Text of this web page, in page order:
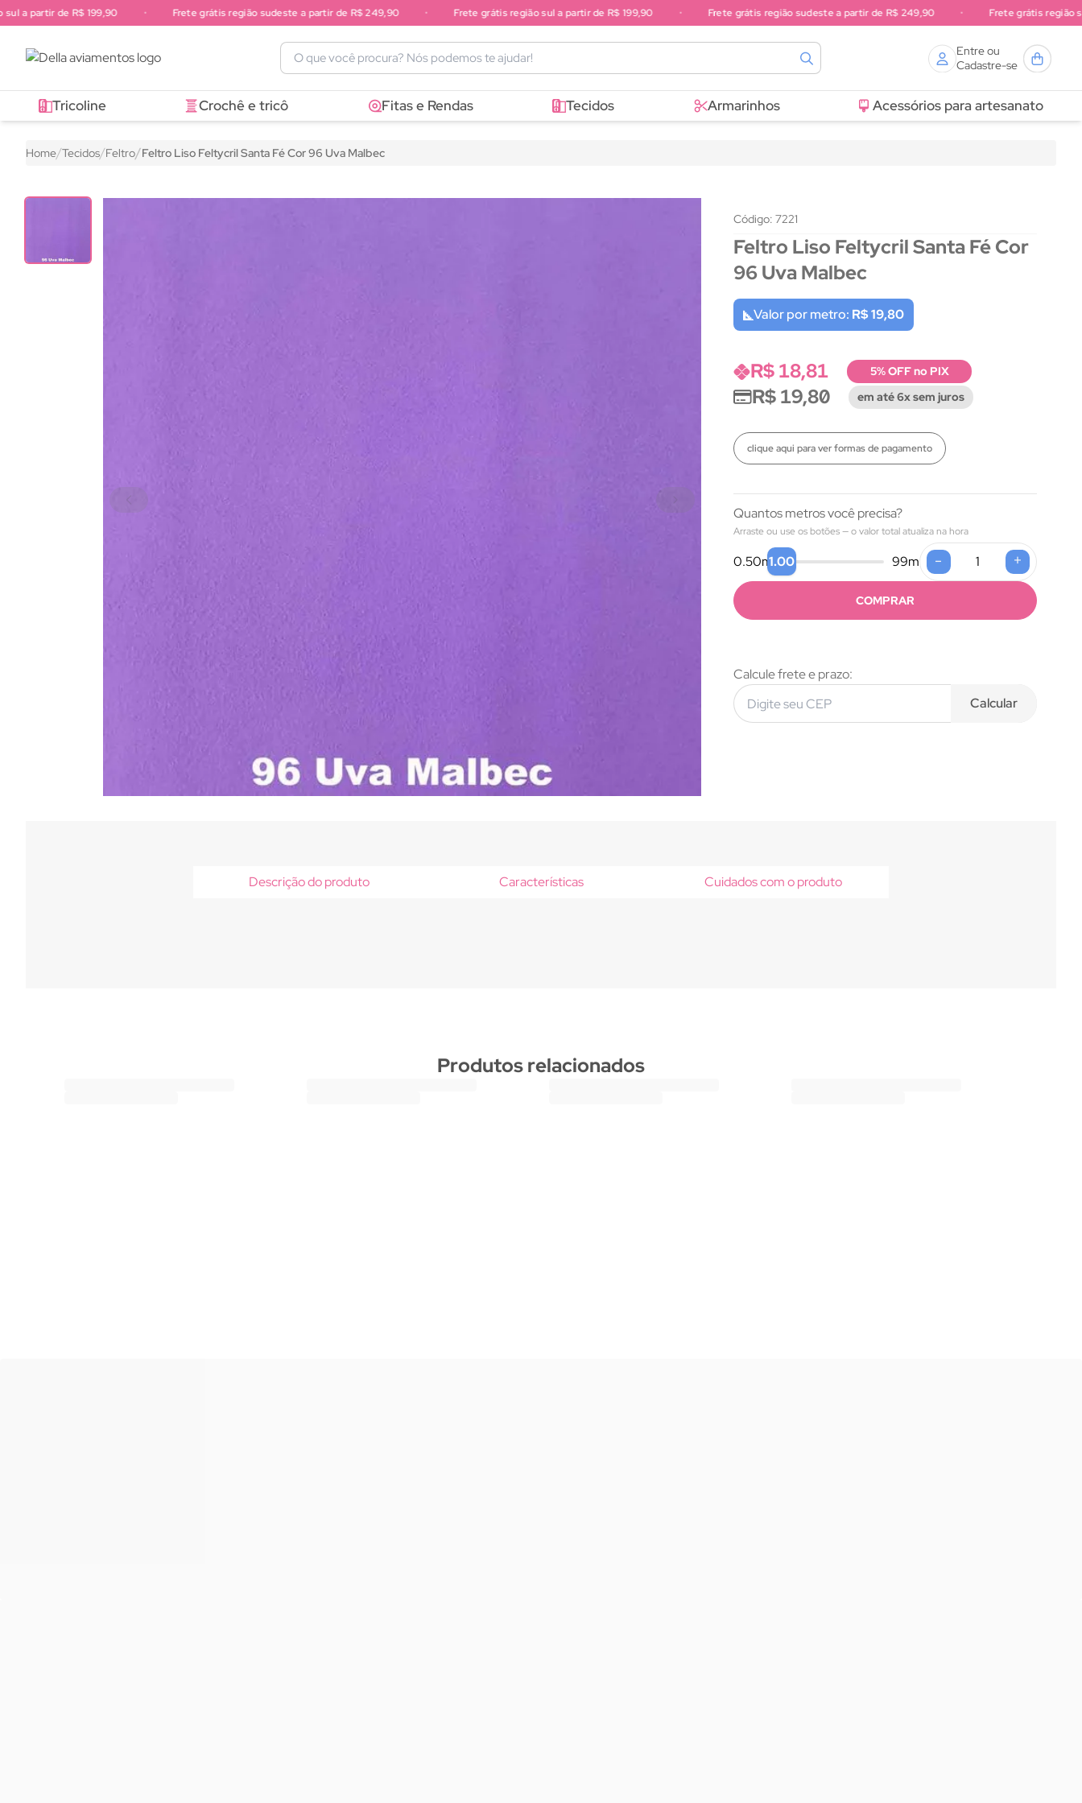
Frete grátis região sul a partir de R$ 199,90. Frete grátis região sudeste a partir de R$ 249,90
a partir de R$ 199,90 Frete grátis região sudeste a partir de R$ 249,90 Frete grátis região sul a partir de R$ 199,90 Frete grátis região sudeste a partir de R$ 249,90 Frete grátis região sul
Entre ou
Cadastre-se
Tricoline Crochê e tricô Fitas e Rendas Tecidos Armarinhos Acessórios para artesanato
Home Tecidos Feltro Feltro Liso Feltycril Santa Fé Cor 96 Uva Malbec
Código: 7221
Feltro Liso Feltycril Santa Fé Cor
96 Uva Malbec
Valor por metro: R$ 19,80
R$ 18,81 5% OFF no PIX
R$ 19,80 em até 6x sem juros
clique aqui para ver formas de pagamento
Quantos metros você precisa?
Arraste ou use os botões — o valor total atualiza na hora
0.50m1.00 99m - +
COMPRAR
Calcule frete e prazo:
Calcular
Descrição do produto Características Cuidados com o produto
Produtos relacionados